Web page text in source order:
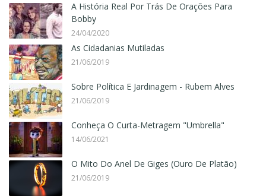
A História Real Por Trás De Orações Para
Bobby
24/04/2020
As Cidadanias Mutiladas
21/06/2019
Sobre Política E Jardinagem - Rubem Alves
21/06/2019
Conheça O Curta-Metragem "Umbrella"
14/06/2021
O Mito Do Anel De Giges (Ouro De Platão)
21/06/2019